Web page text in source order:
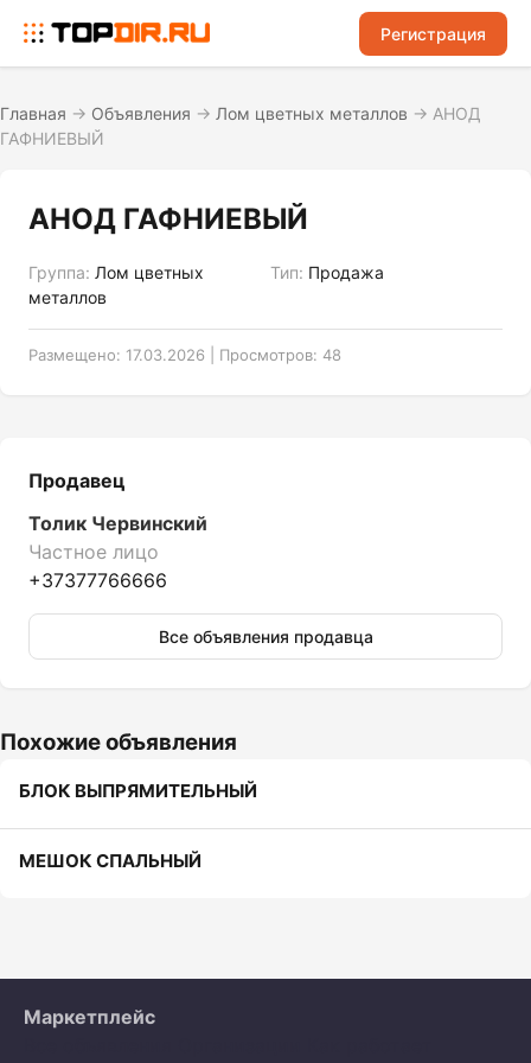
Регистрация
Главная → Объявления → Лом цветных металлов → АНОД
ГАФНИЕВЫЙ
АНОД ГАФНИЕВЫЙ
Группа: Лом цветных
металлов
Тип: Продажа
Размещено: 17.03.2026 | Просмотров: 48
Продавец
Толик Червинский
Частное лицо
+37377766666
Все объявления продавца
Похожие объявления
БЛОК ВЫПРЯМИТЕЛЬНЫЙ
МЕШОК СПАЛЬНЫЙ
Маркетплейс